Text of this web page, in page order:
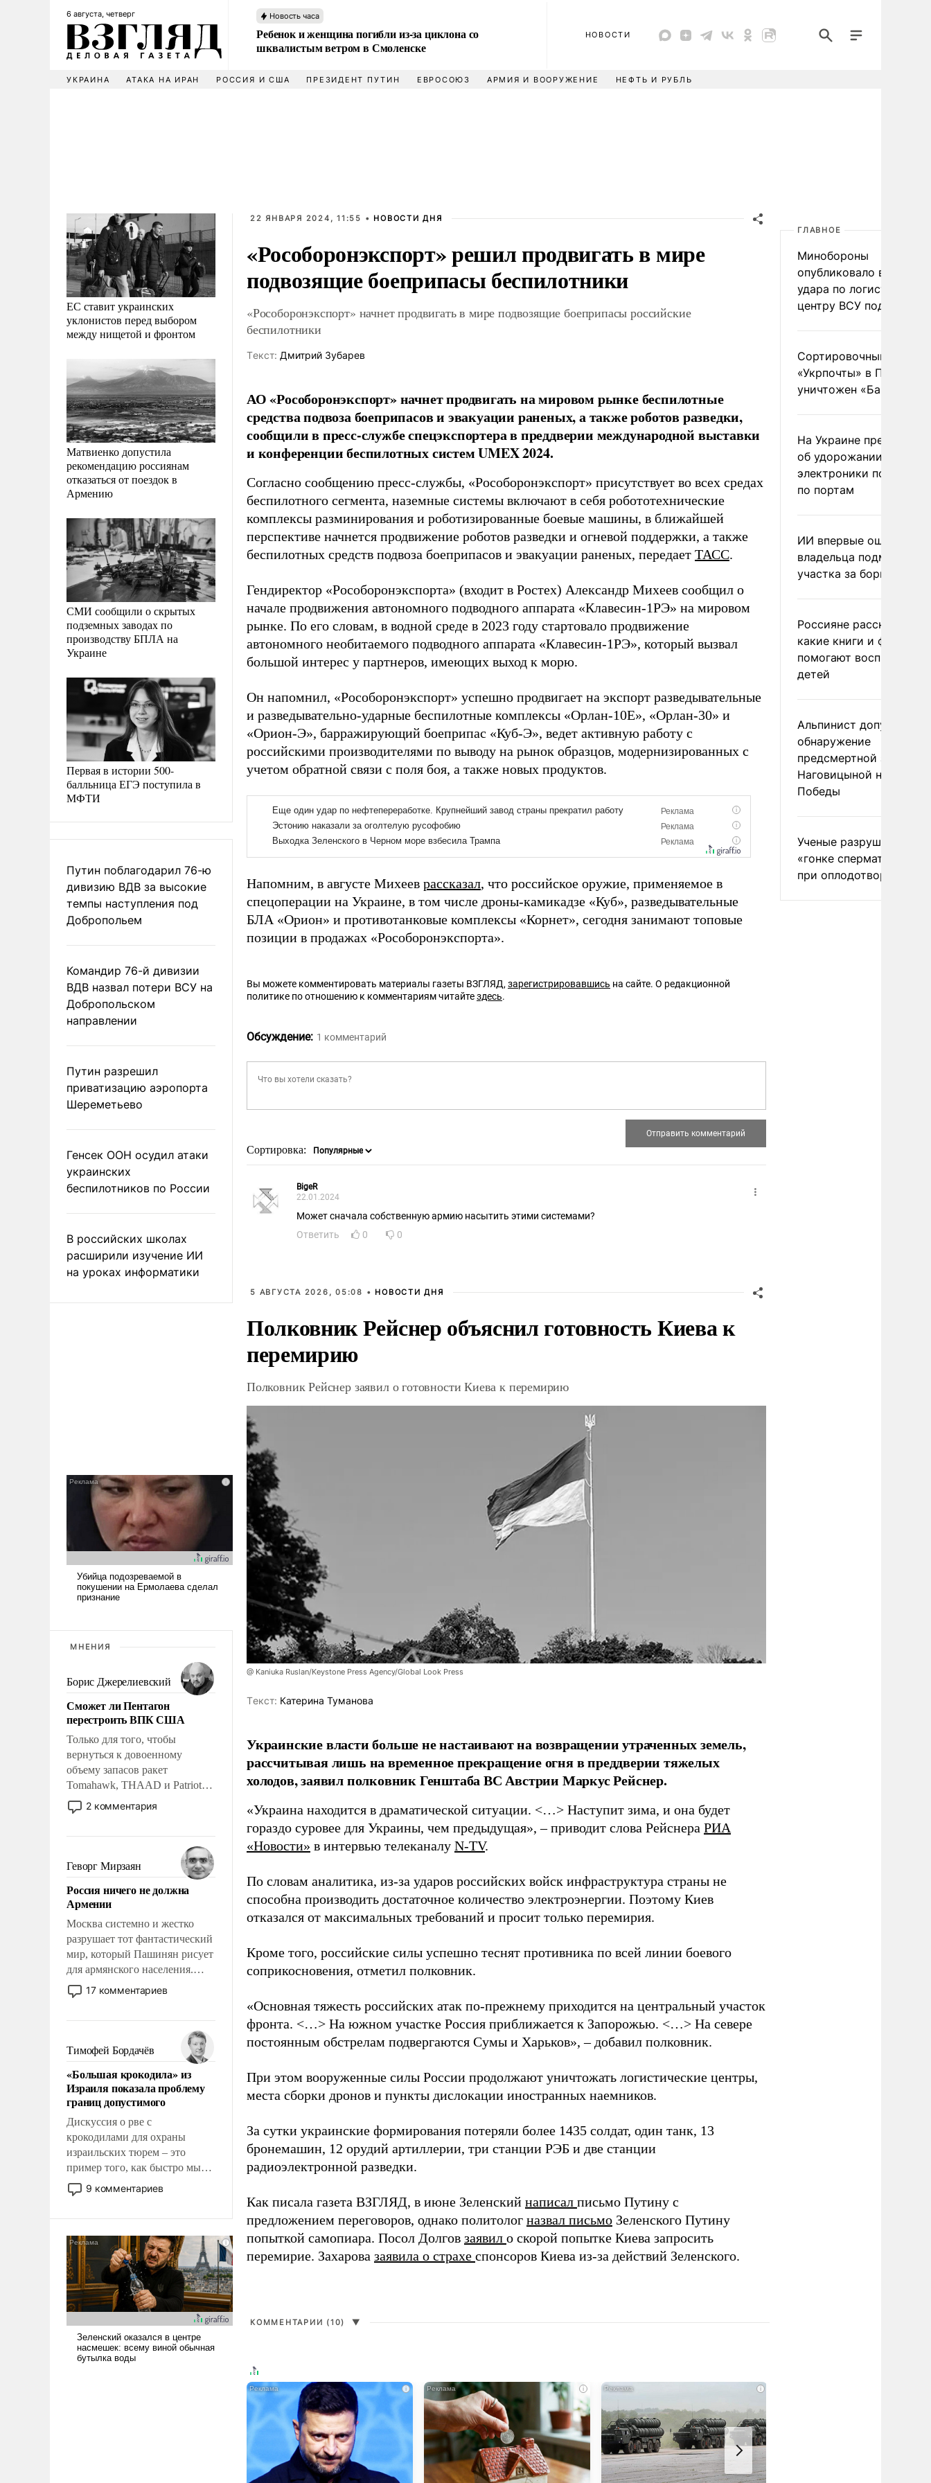
6 августа, четверг Новость часа
Ребенок и женщина погибли из-за циклона со
шквалистым ветром в Смоленске
НОВОСТИ
УКРАИНА АТАКА НА ИРАН РОССИЯ И США ПРЕЗИДЕНТ ПУТИН ЕВРОСОЮЗ АРМИЯ И ВООРУЖЕНИЕ НЕФТЬ И РУБЛЬ
ЕС ставит украинских
уклонистов перед выбором
между нищетой и фронтом
Матвиенко допустила
рекомендацию россиянам
отказаться от поездок в
Армению
СМИ сообщили о скрытых
подземных заводах по
производству БПЛА на
Украине
Первая в истории 500-
балльница ЕГЭ поступила в
МФТИ
Путин поблагодарил 76-ю
дивизию ВДВ за высокие
темпы наступления под
Добропольем
Командир 76-й дивизии
ВДВ назвал потери ВСУ на
Добропольском
направлении
Путин разрешил
приватизацию аэропорта
Шереметьево
Генсек ООН осудил атаки
украинских
беспилотников по России
В российских школах
расширили изучение ИИ
на уроках информатики
МНЕНИЯ
Борис Джерелиевский
Сможет ли Пентагон
перестроить ВПК США
Только для того, чтобы
вернуться к довоенному
объему запасов ракет
Tomahawk, THAAD и Patriot
США потребуется более трех
лет. Даже небольшая война с
Сложившаяся ситуация
означает многолетний период
уязвимости США, например,
перед Китаем.
2 комментария
Геворг Мирзаян
Россия ничего не должна
Армении
Москва системно и жестко
разрушает тот фантастический
мир, который Пашинян рисует
для армянского населения.
Мир, где политические
прожекты будут безусловно
налогоплательщиков и где
Еревану за свои поступки не
нужно отвечать.
17 комментариев
Тимофей Бордачёв
«Большая крокодила» из
Израиля показала проблему
границ допустимого
Дискуссия о рве с
крокодилами для охраны
израильских тюрем – это
пример того, как быстро мы
двигаемся по пути
революционных изменений.
псевдонаучной фантастики,
стало всерьез обсуждаемой
идеей.
9 комментариев
22 ЯНВАРЯ 2024, 11:55 • НОВОСТИ ДНЯ
«Рособоронэкспорт» решил продвигать в мире
подвозящие боеприпасы беспилотники
«Рособоронэкспорт» начнет продвигать в мире подвозящие боеприпасы российские
беспилотники
Tекст: Дмитрий Зубарев
АО «Рособоронэкспорт» начнет продвигать на мировом рынке беспилотные
средства подвоза боеприпасов и эвакуации раненых, а также роботов разведки,
сообщили в пресс-службе спецэкспортера в преддверии международной выставки
и конференции беспилотных систем UMEX 2024.
Согласно сообщению пресс-службы, «Рособоронэкспорт» присутствует во всех средах
беспилотного сегмента, наземные системы включают в себя робототехнические
комплексы разминирования и роботизированные боевые машины, в ближайшей
перспективе начнется продвижение роботов разведки и огневой поддержки, а также
беспилотных средств подвоза боеприпасов и эвакуации раненых, передает ТАСС.
Гендиректор «Рособоронэкспорта» (входит в Ростех) Александр Михеев сообщил о
начале продвижения автономного подводного аппарата «Клавесин-1РЭ» на мировом
рынке. По его словам, в водной среде в 2023 году стартовало продвижение
автономного необитаемого подводного аппарата «Клавесин-1РЭ», который вызвал
большой интерес у партнеров, имеющих выход к морю.
Он напомнил, «Рособоронэкспорт» успешно продвигает на экспорт разведывательные
и разведывательно-ударные беспилотные комплексы «Орлан-10Е», «Орлан-30» и
«Орион-Э», барражирующий боеприпас «Куб-Э», ведет активную работу с
российскими производителями по выводу на рынок образцов, модернизированных с
учетом обратной связи с поля боя, а также новых продуктов.
Напомним, в августе Михеев рассказал, что российское оружие, применяемое в
спецоперации на Украине, в том числе дроны-камикадзе «Куб», разведывательные
БЛА «Орион» и противотанковые комплексы «Корнет», сегодня занимают топовые
позиции в продажах «Рособоронэкспорта».
Вы можете комментировать материалы газеты ВЗГЛЯД, зарегистрировавшись на сайте. О редакционной
политике по отношению к комментариям читайтездесь.
Обсуждение: 1 комментарий
Сортировка:
BigeR
22.01.2024
Может сначала собственную армию насытить этими системами?
Ответить
0 0
5 АВГУСТА 2026, 05:08 • НОВОСТИ ДНЯ
Полковник Рейснер объяснил готовность Киева к
перемирию
Полковник Рейснер заявил о готовности Киева к перемирию
@ Kaniuka Ruslan/Keystone Press Agency/Global Look Press
Tекст: Катерина Туманова
Украинские власти больше не настаивают на возвращении утраченных земель,
рассчитывая лишь на временное прекращение огня в преддверии тяжелых
холодов, заявил полковник Генштаба ВС Австрии Маркус Рейснер.
«Украина находится в драматической ситуации. <…> Наступит зима, и она будет
гораздо суровее для Украины, чем предыдущая», – приводит слова Рейснера РИА
«Новости» в интервью телеканалу N-TV.
По словам аналитика, из-за ударов российских войск инфраструктура страны не
способна производить достаточное количество электроэнергии. Поэтому Киев
отказался от максимальных требований и просит только перемирия.
Кроме того, российские силы успешно теснят противника по всей линии боевого
соприкосновения, отметил полковник.
«Основная тяжесть российских атак по-прежнему приходится на центральный участок
фронта. <…> На южном участке Россия приближается к Запорожью. <…> На севере
постоянным обстрелам подвергаются Сумы и Харьков», – добавил полковник.
При этом вооруженные силы России продолжают уничтожать логистические центры,
места сборки дронов и пункты дислокации иностранных наемников.
За сутки украинские формирования потеряли более 1435 солдат, один танк, 13
бронемашин, 12 орудий артиллерии, три станции РЭБ и две станции
радиоэлектронной разведки.
Как писала газета ВЗГЛЯД, в июне Зеленский написал письмо Путину с
предложением переговоров, однако политолог назвал письмо Зеленского Путину
попыткой самопиара. Посол Долгов заявил о скорой попытке Киева запросить
перемирие. Захарова заявила о страхе спонсоров Киева из-за действий Зеленского.
КОММЕНТАРИИ (10) ▼
i i i
ГЛАВНОЕ
Минобороны
опубликовало видео
удара по
центру ВСУ под Киевом
Сортировочный пункт
«Укрпочты» в
уничтожен
На Украине
об удорожании
электроники после
по портам
ИИ впервые
владельца
участка за борщевик
Россияне рассказали,
какие книги и фильмы
помогают воспитывать
детей
Альпинист допустил
обнаружение
предсмертной записки
Наговицыной на пике
Победы
Ученые разрушили миф
«гонке
при оплодотворении